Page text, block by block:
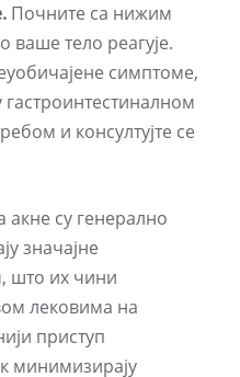
Почните са нижим
ваше тело реагује.
симптоме,
гастроинтестиналном
и консултујте се
су генерално
значајне
што их чини
лековима на
приступ
минимизирају